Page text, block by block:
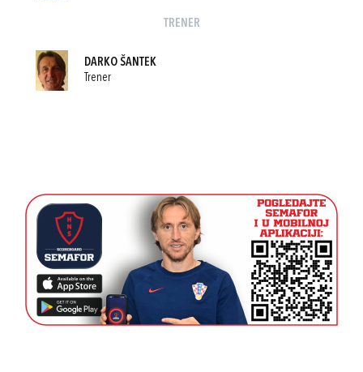
TRENER
DARKO ŠANTEK
Trener